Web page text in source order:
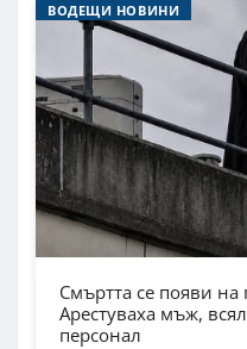
ВОДЕЩИ НОВИНИ
Смъртта се появи
Арестуваха мъж,
персонал